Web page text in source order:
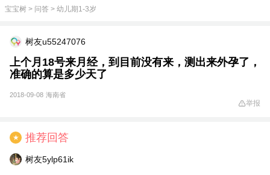
宝宝树 > 问答 > 幼儿期1-3岁
树友u55247076
上个月18号来月经，到目前没有来，测出来外孕了，
准确的算是多少天了
2018-09-08 海南省
举报
★ 推荐回答
树友5ylp61ik